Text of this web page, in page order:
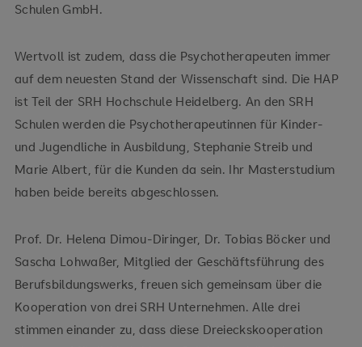
Schulen GmbH.
Wertvoll ist zudem, dass die Psychotherapeuten immer
auf dem neuesten Stand der Wissenschaft sind. Die HAP
ist Teil der SRH Hochschule Heidelberg. An den SRH
Schulen werden die Psychotherapeutinnen für Kinder-
und Jugendliche in Ausbildung, Stephanie Streib und
Marie Albert, für die Kunden da sein. Ihr Masterstudium
haben beide bereits abgeschlossen.
Prof. Dr. Helena Dimou-Diringer, Dr. Tobias Böcker und
Sascha Lohwaßer, Mitglied der Geschäftsführung des
Berufsbildungswerks, freuen sich gemeinsam über die
Kooperation von drei SRH Unternehmen. Alle drei
stimmen einander zu, dass diese Dreieckskooperation